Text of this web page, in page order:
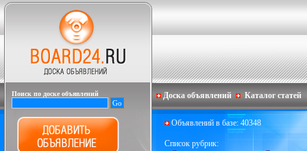
Поиск по доске объявлений Доска объявлений Каталог статей
Объявлений в базе: 40348
Список рубрик: